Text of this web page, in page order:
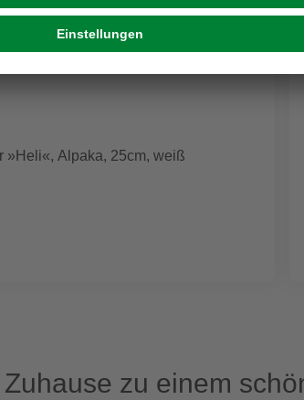
»Heli«, Alpaka, 25cm, weiß
zu einem